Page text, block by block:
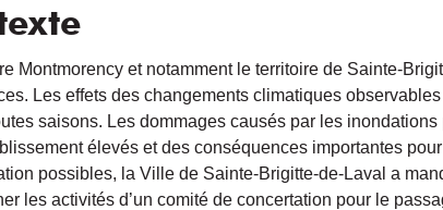
Montmorency et notamment le territoire de Sainte-
Les effets des changements climatiques
saisons. Les dommages causés par les
élevés et des conséquences importantes
possibles, la Ville de Sainte-Brigitte-de-Laval a
les activités d’un comité de concertation pour le